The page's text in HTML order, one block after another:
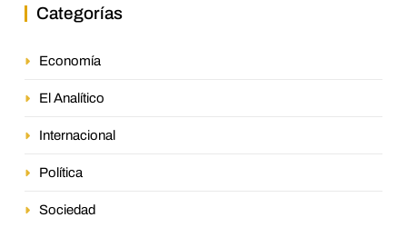
Categorías
Economía
El Analítico
Internacional
Política
Sociedad